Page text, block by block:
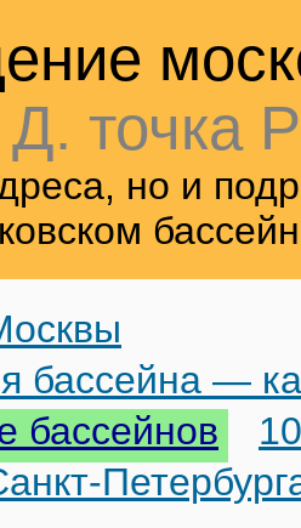
точка
но и
бассейна —
бассейнов